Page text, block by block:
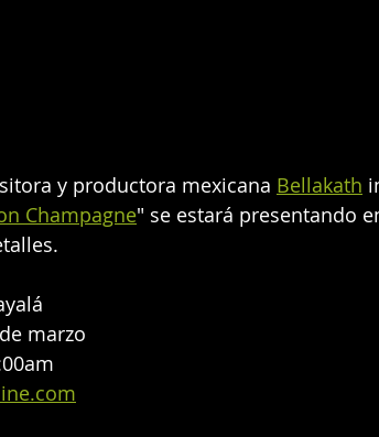
y productora mexicana Bellakath
Champagne" se estará presentando
marzo